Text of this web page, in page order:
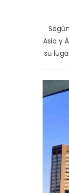
Asia y
su